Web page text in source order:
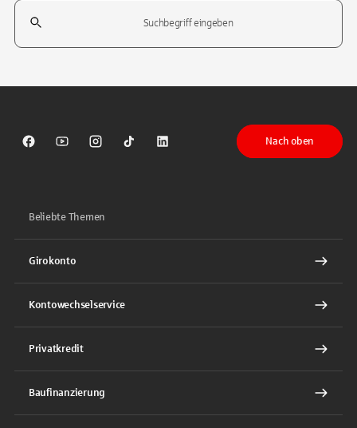
Suchfeld
Sparkasse auf Facebook
Sparkasse auf Youtube
Sparkasse auf Instagram
Sparkasse auf TikTok
Sparkasse auf LinkedIn
Nach oben
Beliebte Themen
Girokonto
Kontowechselservice
Privatkredit
Baufinanzierung